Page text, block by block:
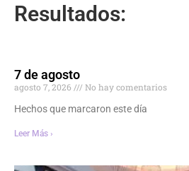
Resultados:
7 de agosto
agosto 7, 2026
No hay comentarios
Hechos que marcaron este día
Leer Más ›